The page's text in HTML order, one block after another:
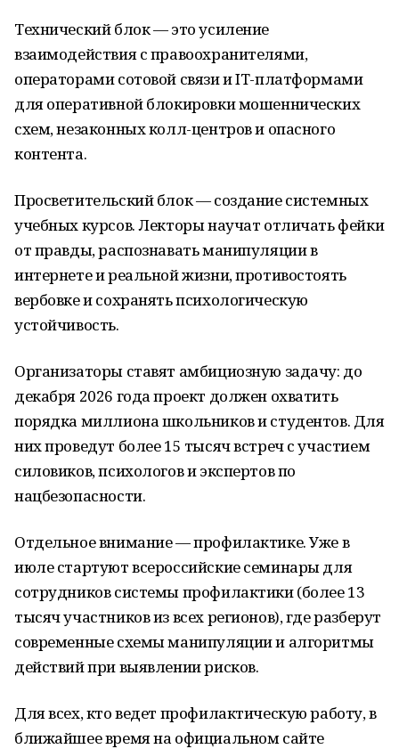
Технический блок — это усиление
взаимодействия с правоохранителями,
операторами сотовой связи и IT-платформами
для оперативной блокировки мошеннических
схем, незаконных колл-центров и опасного
контента.
Просветительский блок — создание системных
учебных курсов. Лекторы научат отличать фейки
от правды, распознавать манипуляции в
интернете и реальной жизни, противостоять
вербовке и сохранять психологическую
устойчивость.
Организаторы ставят амбициозную задачу: до
декабря 2026 года проект должен охватить
порядка миллиона школьников и студентов. Для
них проведут более 15 тысяч встреч с участием
силовиков, психологов и экспертов по
нацбезопасности.
Отдельное внимание — профилактике. Уже в
июле стартуют всероссийские семинары для
сотрудников системы профилактики (более 13
тысяч участников из всех регионов), где разберут
современные схемы манипуляции и алгоритмы
действий при выявлении рисков.
Для всех, кто ведет профилактическую работу, в
ближайшее время на официальном сайте